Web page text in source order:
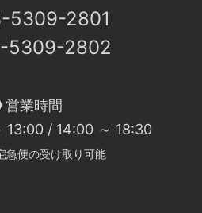
2801
2802
営業時間
/ 14:00 ～ 18:30
急便の受け取り可能